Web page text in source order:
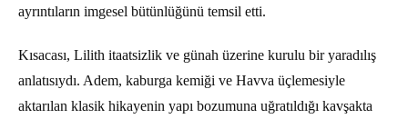
ayrıntıların imgesel bütünlüğünü temsil etti.
Kısacası, Lilith itaatsizlik ve günah üzerine kurulu bir yaradılış
anlatısıydı. Adem, kaburga kemiği ve Havva üçlemesiyle
aktarılan klasik hikayenin yapı bozumuna uğratıldığı kavşakta